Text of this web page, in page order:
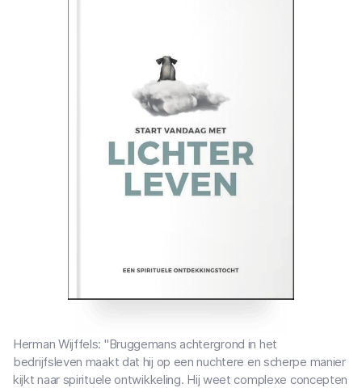
Herman Wijffels: "Bruggemans achtergrond in het
bedrijfsleven maakt dat hij op een nuchtere en scherpe manier
kijkt naar spirituele ontwikkeling. Hij weet complexe concepten